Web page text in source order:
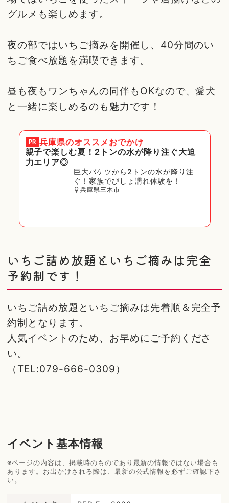
グルメも楽しめます。
夜の部ではいちご摘みを開催し、40分間のい
ちご食べ放題を満喫できます。
昼も夜もワンちゃんの同伴もOKなので、愛犬
と一緒に楽しめるのも魅力です！
PR 兵庫県のオススメおでかけ
親子で楽しむ夏！2トンの水が降り注ぐ大迫
力エリア◎
巨大バケツから2トンの水が降り注
ぐ！家族でびしょ濡れ体験を！
兵庫県三木市
いちご詰め放題といちご摘みは完全
予約制です！
いちご詰め放題といちご摘みは先着順＆完全予
約制となります。
人気イベントのため、お早めにご予約くださ
い。
（TEL:079-666-0309）
イベント基本情報
※ページの内容は、掲載時のものであり最新の情報ではない場合も
あります。お出かけされる際は、最新の公式情報を必ずご確認下さ
い。